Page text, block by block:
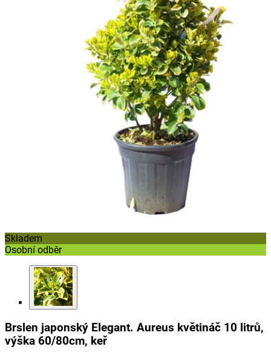
Skladem
Osobní odběr
Brslen japonský Elegant. Aureus květináč 10 litrů,
výška 60/80cm, keř